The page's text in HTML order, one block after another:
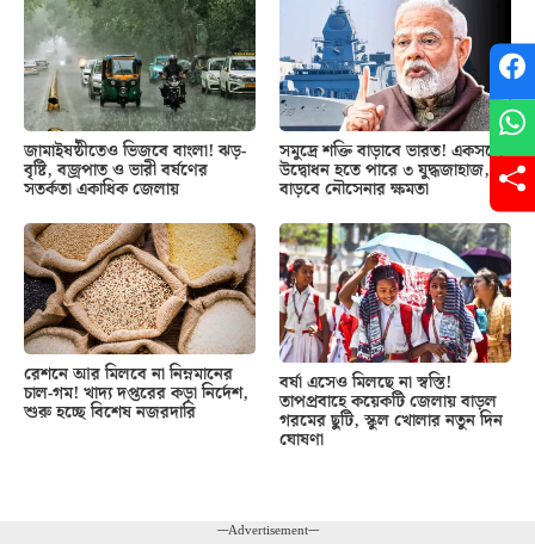
জামাইষষ্ঠীতেও ভিজবে বাংলা! ঝড়-
বৃষ্টি, বজ্রপাত ও ভারী বর্ষণের
সতর্কতা একাধিক জেলায়
সমুদ্রে শক্তি বাড়াবে ভারত! একসঙ্গে
উদ্বোধন হতে পারে ৩ যুদ্ধজাহাজ,
বাড়বে নৌসেনার ক্ষমতা
রেশনে আর মিলবে না নিম্নমানের
চাল-গম! খাদ্য দপ্তরের কড়া নির্দেশ,
শুরু হচ্ছে বিশেষ নজরদারি
বর্ষা এসেও মিলছে না স্বস্তি!
তাপপ্রবাহে কয়েকটি জেলায় বাড়ল
গরমের ছুটি, স্কুল খোলার নতুন দিন
ঘোষণা
---Advertisement---